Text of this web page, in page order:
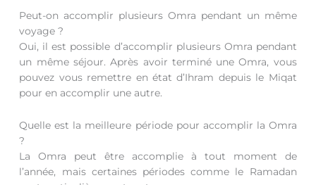
Peut-on accomplir plusieurs Omra pendant un même
voyage ?
Oui, il est possible d’accomplir plusieurs Omra pendant
un même séjour. Après avoir terminé une Omra, vous
pouvez vous remettre en état d’Ihram depuis le Miqat
pour en accomplir une autre.
Quelle est la meilleure période pour accomplir la Omra
?
La Omra peut être accomplie à tout moment de
l’année, mais certaines périodes comme le Ramadan